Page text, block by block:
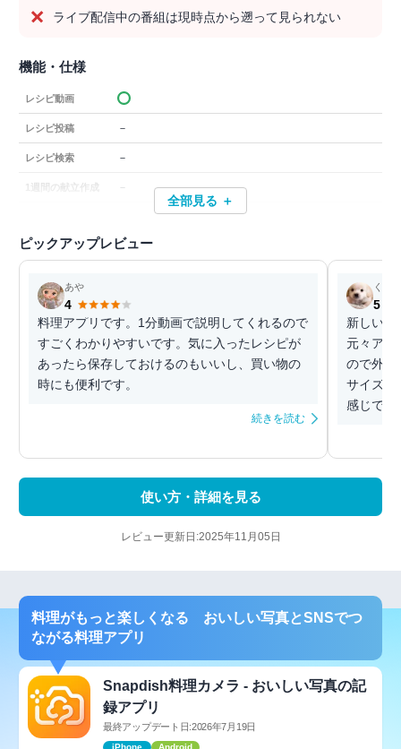
ライブ配信中の番組は現時点から遡って見られない
機能・仕様
レシピ動画
レシピ投稿 －
レシピ検索 －
1週間の献立作成 －
全部見る ＋
ピックアップレビュー
あや
4
料理アプリです。1分動画で説明してくれるので
すごくわかりやすいです。気に入ったレシピが
あったら保存しておけるのもいいし、買い物の
時にも便利です。
続きを読む
くぅ
5
新しいレ
元々アメ
ので外国
サイズの
感じで作
使い方・詳細を見る
レビュー更新日:2025年11月05日
料理がもっと楽しくなる おいしい写真とSNSでつ
ながる料理アプリ
Snapdish料理カメラ - おいしい写真の記
録アプリ
最終アップデート日:2026年7月19日
iPhone Android